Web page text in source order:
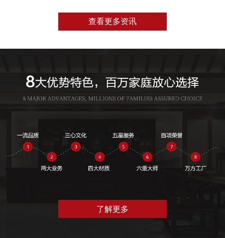
查看更多资讯
了解更多